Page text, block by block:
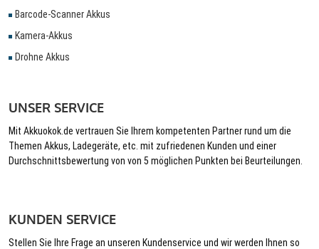
Barcode-Scanner Akkus
Kamera-Akkus
Drohne Akkus
UNSER SERVICE
Mit Akkuokok.de vertrauen Sie Ihrem kompetenten Partner rund um die
Themen Akkus, Ladegeräte, etc. mit zufriedenen Kunden und einer
Durchschnittsbewertung von von 5 möglichen Punkten bei Beurteilungen.
KUNDEN SERVICE
Stellen Sie Ihre Frage an unseren Kundenservice und wir werden Ihnen so